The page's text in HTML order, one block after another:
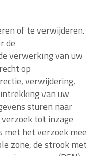
of te verwijderen.
de
verwerking van uw
op
verwijdering,
van uw
sturen naar
tot inzage
met het verzoek mee
zone, de strook met